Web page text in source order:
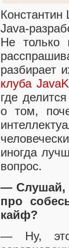
Java-
Не только
разбирает
клуба
где
о том,
иногда
вопрос.
— Слушай,
про
кайф?
— Ну, это